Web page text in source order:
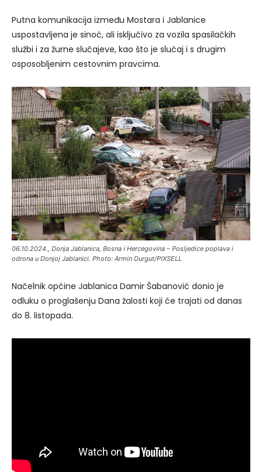
Putna komunikacija između Mostara i Jablanice
uspostavljena je sinoć, ali isključivo za vozila spasilačkih
službi i za žurne slučajeve, kao što je slučaj i s drugim
osposobljenim cestovnim pravcima.
06.10.2024., Donja Jablanica, Bosna i Hercegovina – Posljedice poplava i
odrona u Donjoj Jablanici. Photo: Armin Durgut/PIXSELL
Načelnik općine Jablanica Damir Šabanović donio je
odluku o proglašenju Dana žalosti koji će trajati od danas
do 8. listopada.